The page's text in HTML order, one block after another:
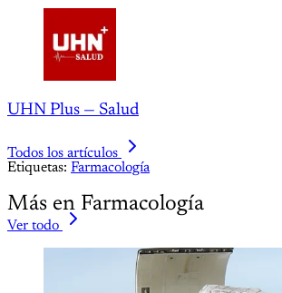
UHN Plus — Salud
Todos los artículos
Etiquetas: Farmacología
Más en Farmacología
Ver todo